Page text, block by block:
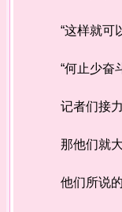
“这样就可以
“何止少奋斗
记者们接力
那他们就大
他们所说的